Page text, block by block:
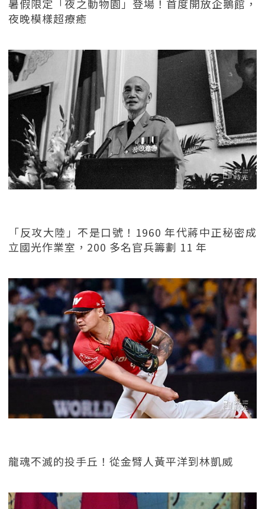
暑假限定「夜之動物園」登場！首度開放企鵝館，
夜晚模樣超療癒
「反攻大陸」不是口號！1960 年代蔣中正秘密成
立國光作業室，200 多名官兵籌劃 11 年
龍魂不滅的投手丘！從金臂人黃平洋到林凱威